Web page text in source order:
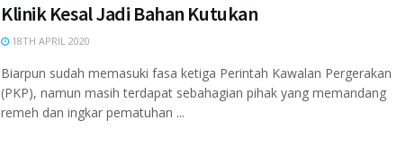
Klinik Kesal Jadi Bahan Kutukan
18TH APRIL 2020
Biarpun sudah memasuki fasa ketiga Perintah Kawalan Pergerakan
(PKP), namun masih terdapat sebahagian pihak yang memandang
remeh dan ingkar pematuhan ...